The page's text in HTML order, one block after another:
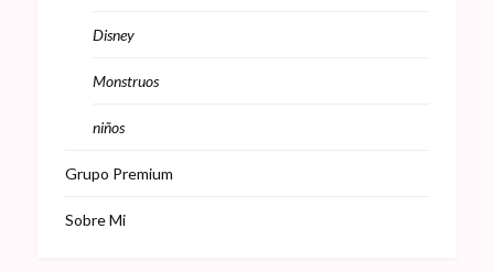
Disney
Monstruos
niños
Grupo Premium
Sobre Mi